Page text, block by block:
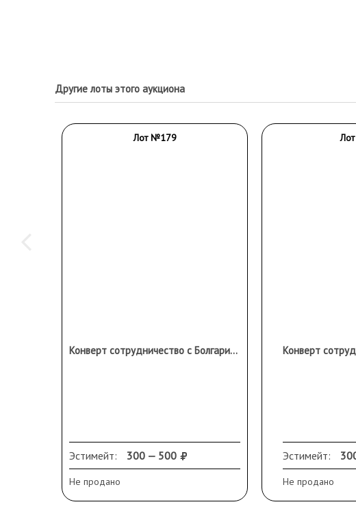
Другие лоты этого аукциона
Лот №179
Конверт сотрудничество с Болгарией 6 коп., СССР
Эстимейт: 300 — 500
Не продано
Эстимейт:
Не продано